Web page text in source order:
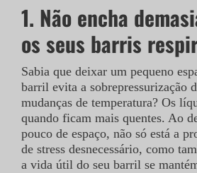
1. Não encha
os seus barris
Sabia que deixar um pequeno
barril evita a sobrepressurização
mudanças de temperatura? Os
quando ficam mais quentes. Ao
pouco de espaço, não só está a
de stress desnecessário, como
a vida útil do seu barril se